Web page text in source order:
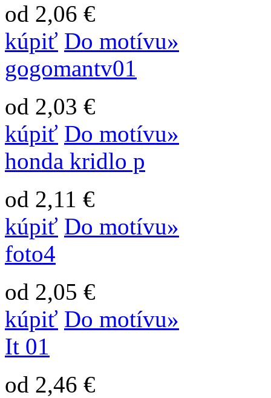
od 2,06 €
kúpiť Do motívu»
gogomantv01
od 2,03 €
kúpiť Do motívu»
honda kridlo p
od 2,11 €
kúpiť Do motívu»
foto4
od 2,05 €
kúpiť Do motívu»
It 01
od 2,46 €